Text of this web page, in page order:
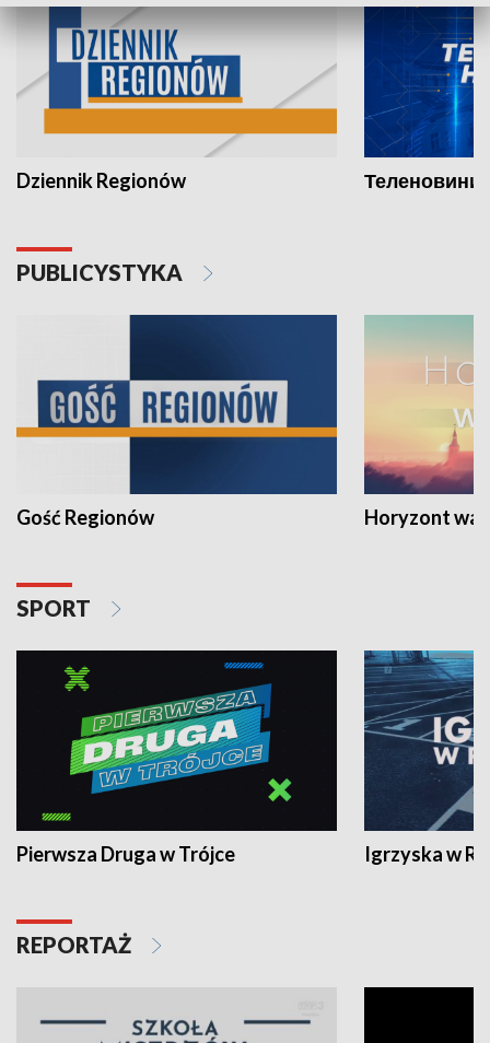
Dziennik Regionów Теленовини
PUBLICYSTYKA
Gość Regionów Horyzont
SPORT
Pierwsza Druga w Trójce Igrzyska w
REPORTAŻ